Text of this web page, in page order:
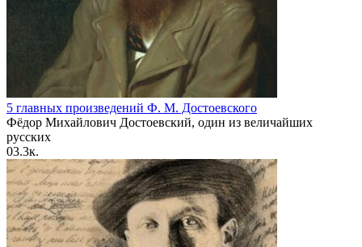
5 главных произведений Ф. М. Достоевского
Фёдор Михайлович Достоевский, один из величайших
русских
03.3к.